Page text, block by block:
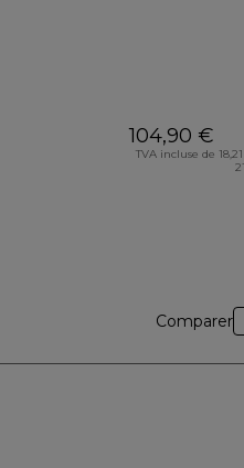
104,90 €
TVA incluse de
Comparer